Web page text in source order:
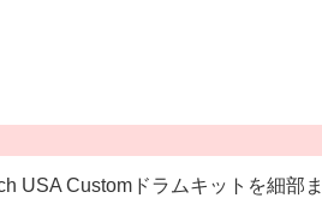
Customドラムキットを細部